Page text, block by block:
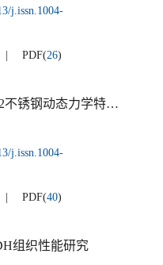
j.issn.1004-
PDF(26)
冲击载荷下022Cr18Ni14Mo2不锈钢动态力学特性及其本构模型研究
j.issn.1004-
PDF(40)
组织性能研究